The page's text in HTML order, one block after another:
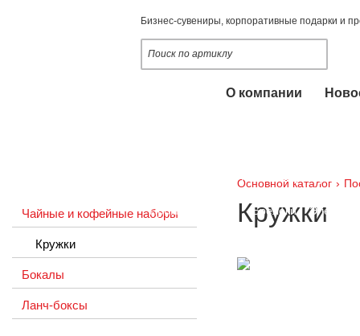
Бизнес-сувениры, корпоративные подарки и
О компании
Ручки и карандаши
Промо-сувениры Брелоки
Чайные и кофейные наборы
Кружки
Бокалы
Ланч-боксы
Основной каталог ›
Кружки